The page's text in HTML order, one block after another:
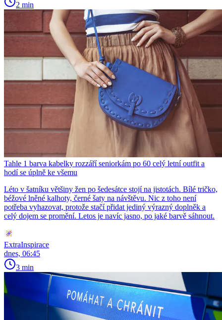
2 min
Tahle 1 barva kabelky rozzáří seniorkám po 60 celý letní outfit a
hodí se úplně ke všemu
Léto v šatníku většiny žen po šedesátce stojí na jistotách. Bílé tričko,
béžové lněné kalhoty, černé šaty na návštěvu. Nic z toho není
potřeba vyhazovat, protože stačí přidat jediný výrazný doplněk a
celý dojem se promění. Letos je navíc jasno, po jaké barvě sáhnout.
ExtraInspirace
dnes, 06:45
3 min